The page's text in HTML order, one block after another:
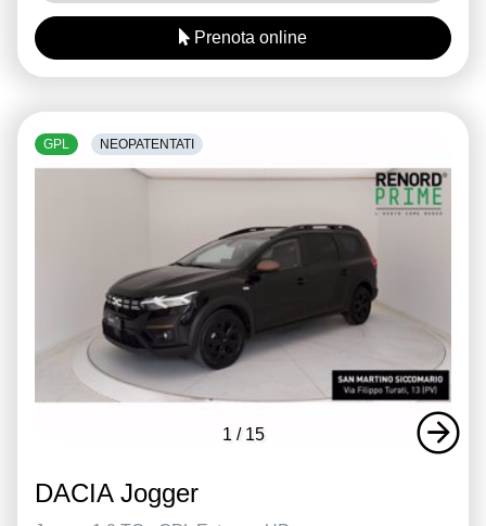
Prenota online
1 / 15
GPL NEOPATENTATI
DACIA Jogger